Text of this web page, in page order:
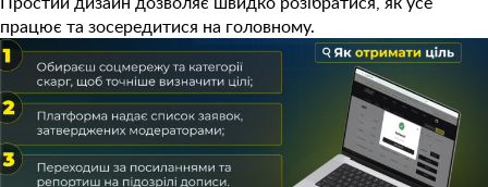
працює та зосередитися на головному.